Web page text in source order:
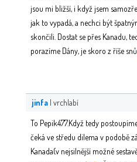
jsou mi bližší, i když jsem
jak to vypadá, a nechci být
skončili. Dostat se přes Kanadu,
porazíme Dány, je skoro z říše snů
jinfa | vrchlabí
To Pepik477.Když tedy
čeká ve středu dilema v podobě
Kanada(v nejsilnější možné